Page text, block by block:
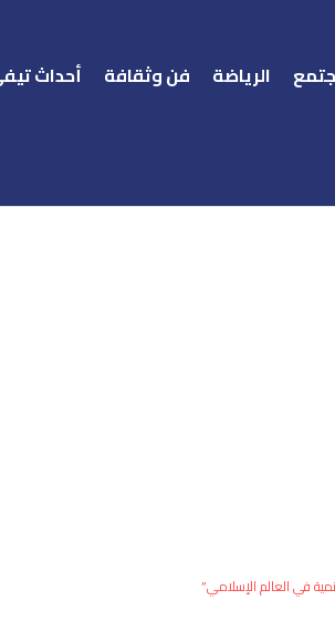
الرياضة فن وثقافة أحداث
في العالم الإسلامي”